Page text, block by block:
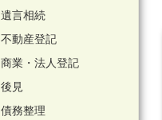
遺言相続
不動産登記
商業・法人登記
後見
債務整理